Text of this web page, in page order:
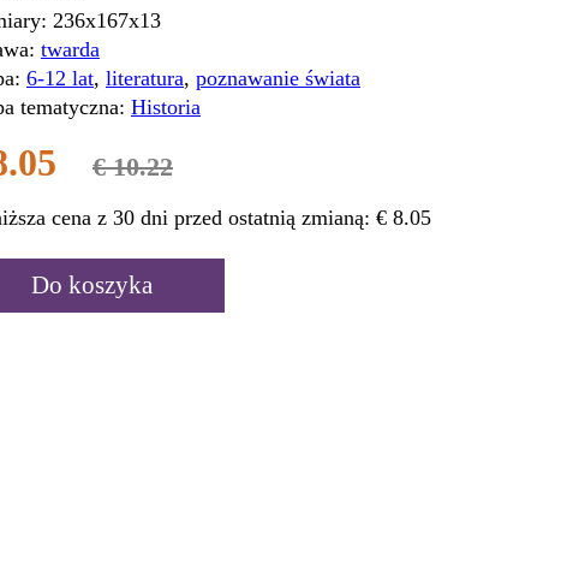
236x167x13
twarda
6-12 lat, literatura, poznawanie świata
tematyczna: Historia
€ 10.22
cena z 30 dni przed ostatnią zmianą: € 8.05
Do koszyka